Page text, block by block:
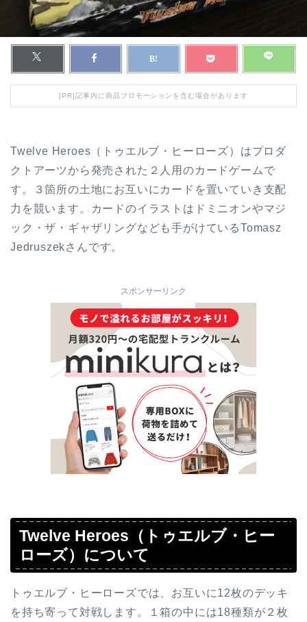
[PR]記事内に商品プロモーションを含む場合があります
Twelve Heroes（トゥエルブ・ヒーローズ）はプロダ
クトアーツから発売された２人用のカードゲームで
す。３箇所の土地にお互いにカードを置いていき支配
力を競います。カードのイラストはドミニオンやマジ
ック・ザ・ギャザリングなども手がけているTomasz
Jedruszekさんです。
スポンサーリンク
Twelve Heroes（トゥエルブ・ヒー
ローズ）について
トゥエルブ・ヒーローズでは、お互いに12枚のデッキ
を持ち寄って対戦します。１箱の中には18種類が２枚